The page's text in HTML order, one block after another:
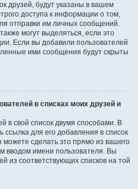
друзей, будут указаны в вашем
доступа к информации о том,
отправки им личных сообщений.
могут выделяться, если это
Если вы добавили пользователей
ими сообщения будут скрыты
в списках моих друзей и
в свой список двумя способами. В
ссылка для его добавления в список
можете сделать это прямо из вашего
вводом имени пользователя. Вы
из соответствующих списков на той